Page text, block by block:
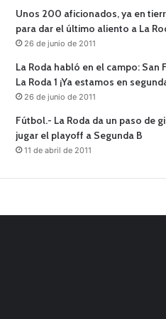
Unos 200 aficionados, ya en
para dar el último aliento a La
26 de junio de 2011
La Roda habló en el campo: San
La Roda 1 ¡Ya estamos en
26 de junio de 2011
Fútbol.- La Roda da un paso de
jugar el playoff a Segunda B
11 de abril de 2011